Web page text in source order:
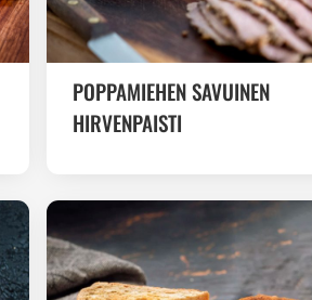
POPPAMIEHEN SAVUINEN
HIRVENPAISTI